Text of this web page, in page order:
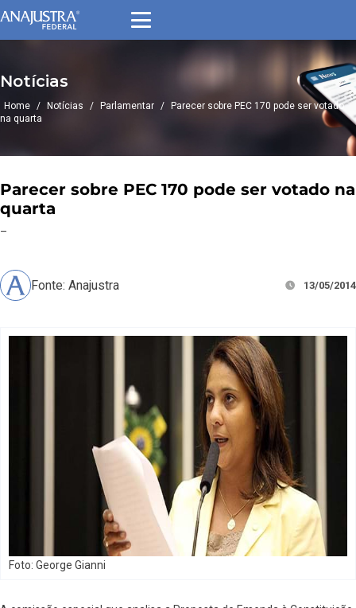
Notícias
Home / Notícias / Parlamentar /
Parecer sobre PEC 170 pode ser votado
na quarta
Parecer sobre PEC 170 pode ser votado na
quarta
–
Fonte: Anajustra 13/05/2014
Foto: George Gianni